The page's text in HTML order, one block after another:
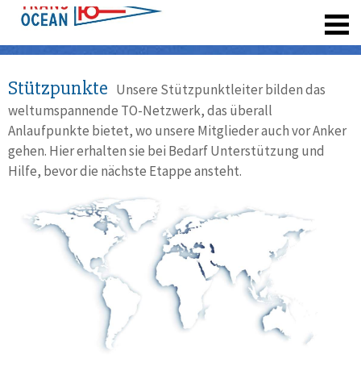
Stützpunkte Unsere Stützpunktleiter bilden das
weltumspannende TO-Netzwerk, das überall
Anlaufpunkte bietet, wo unsere Mitglieder auch vor Anker
gehen. Hier erhalten sie bei Bedarf Unterstützung und
Hilfe, bevor die nächste Etappe ansteht.